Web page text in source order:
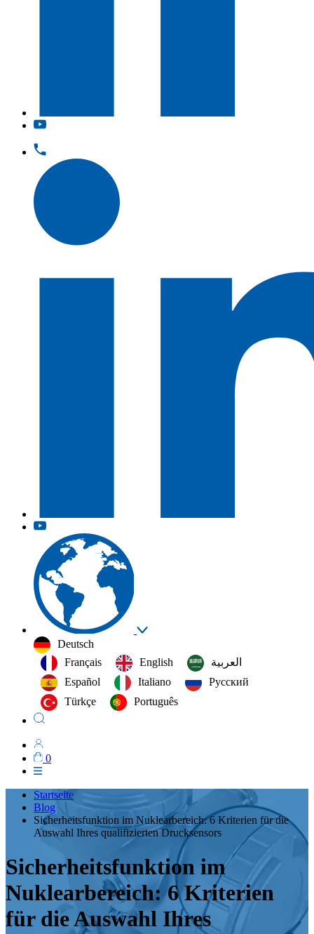
Deutsch
Français
English
العربية‏
Español
Italiano
Русский
Türkçe
Português
0
Startseite
Blog
Sicherheitsfunktion im Nuklearbereich: 6 Kriterien für die
Auswahl Ihres qualifizierten Drucksensors
Sicherheitsfunktion im
Nuklearbereich: 6 Kriterien
für die Auswahl Ihres